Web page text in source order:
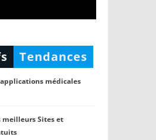
Tendances
médicales
meilleurs Sites et